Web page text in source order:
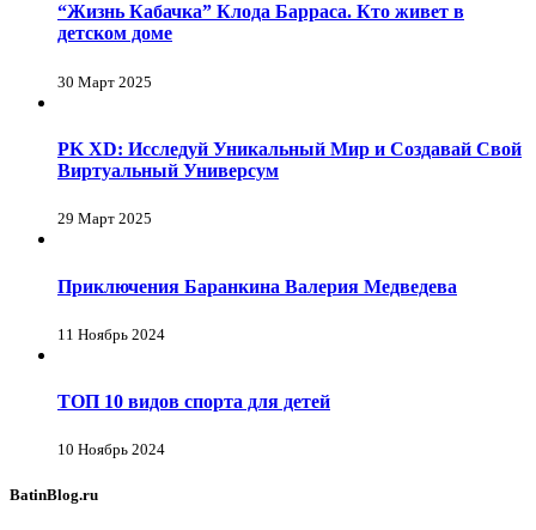
“Жизнь Кабачка” Клода Барраса. Кто живет в
детском доме
30 Март 2025
PK XD: Исследуй Уникальный Мир и Создавай Свой
Виртуальный Универсум
29 Март 2025
Приключения Баранкина Валерия Медведева
11 Ноябрь 2024
ТОП 10 видов спорта для детей
10 Ноябрь 2024
BatinBlog.ru